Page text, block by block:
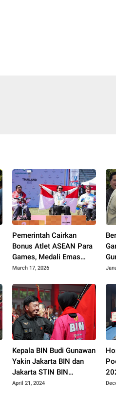
Pemerintah Cairkan
Bonus Atlet ASEAN Para
Games, Medali Emas
Dapat Rp1 Miliar
March 17, 2026
Kepala BIN Budi Gunawan
Yakin Jakarta BIN dan
Jakarta STIN BIN
Mengukir Sejarah
April 21, 2024